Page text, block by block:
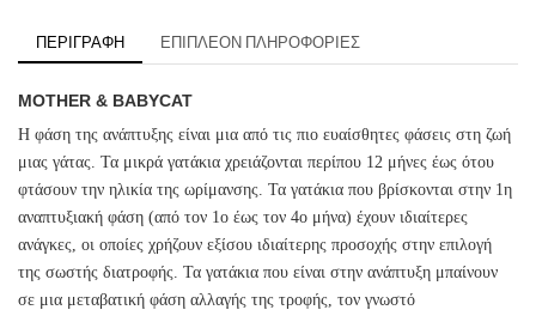
ΠΕΡΙΓΡΑΦΉ ΕΠΙΠΛΈΟΝ ΠΛΗΡΟΦΟΡΊΕΣ
MOTHER & BABYCAT
Η φάση της ανάπτυξης είναι μια από τις πιο ευαίσθητες φάσεις στη ζωή
μιας γάτας. Τα μικρά γατάκια χρειάζονται περίπου 12 μήνες έως ότου
φτάσουν την ηλικία της ωρίμανσης. Τα γατάκια που βρίσκονται στην 1η
αναπτυξιακή φάση (από τον 1ο έως τον 4ο μήνα) έχουν ιδιαίτερες
ανάγκες, οι οποίες χρήζουν εξίσου ιδιαίτερης προσοχής στην επιλογή
της σωστής διατροφής. Τα γατάκια που είναι στην ανάπτυξη μπαίνουν
σε μια μεταβατική φάση αλλαγής της τροφής, τον γνωστό